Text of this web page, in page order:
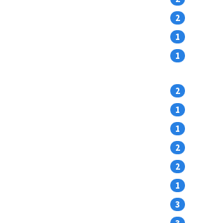
2
1
1
2
1
1
2
2
1
3